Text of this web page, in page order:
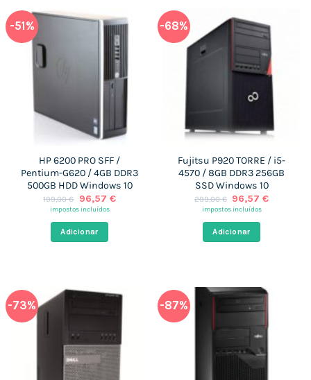
-51%
HP 6200 PRO SFF /
Pentium-G620 / 4GB DDR3
500GB HDD Windows 10
199,00€
O
preço
era:
199,00 €.
96,57 €O
impostos incluídos
Adicionar
-68%
Fujitsu P920 TORRE / i5-
4570 / 8GB DDR3 256GB
SSD Windows 10
299,00€ O
preço
299,00 €.
96,57€O
impostos incluídos
Adicionar
-73% -87%